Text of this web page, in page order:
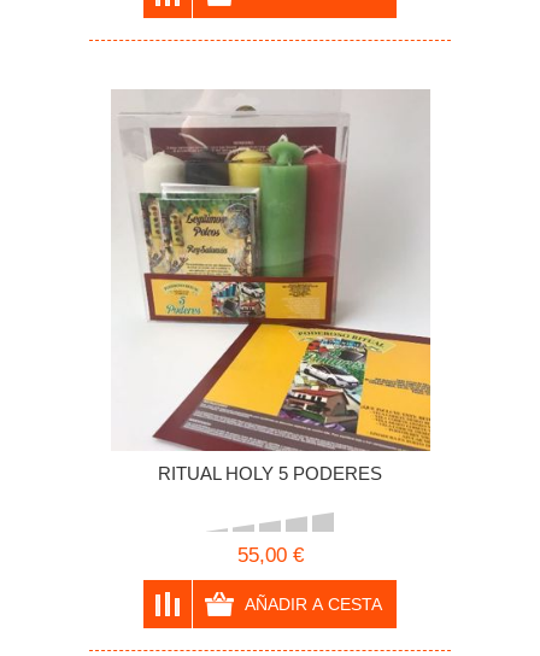
RITUAL HOLY 5 PODERES
55,00 €